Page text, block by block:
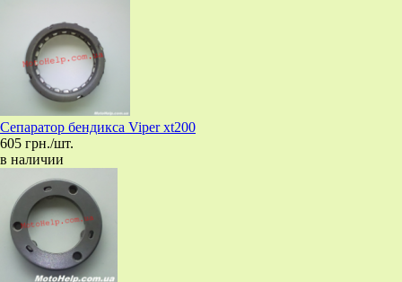
Сепаратор бендикса Viper xt200
605 грн./шт.
в наличии